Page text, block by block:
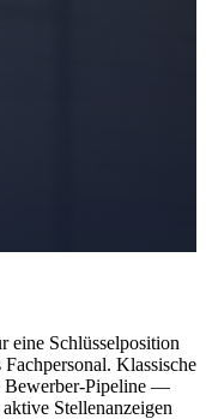
eine Schlüsselposition
Klassische
Bewerber-Pipeline —
Stellenanzeigen